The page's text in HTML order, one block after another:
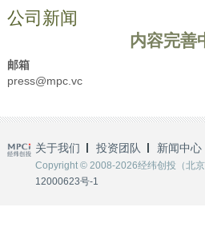
公司新闻
内容完善
邮箱
press@mpc.vc
关于我们 投资团队 新闻中心
Copyright © 2008-2026经纬创投（北
12000623号-1